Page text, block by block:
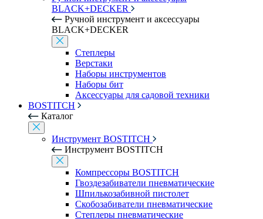
BLACK+DECKER
Ручной инструмент и аксессуары
BLACK+DECKER
Степлеры
Верстаки
Наборы инструментов
Наборы бит
Аксессуары для садовой техники
BOSTITCH
Каталог
Инструмент BOSTITCH
Инструмент BOSTITCH
Компрессоры BOSTITCH
Гвоздезабиватели пневматические
Шпилькозабивной пистолет
Скобозабиватели пневматические
Степлеры пневматические